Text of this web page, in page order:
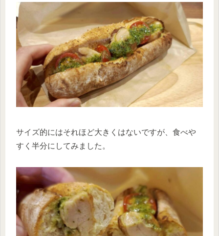
サイズ的にはそれほど大きくはないですが、食べや
すく半分にしてみました。